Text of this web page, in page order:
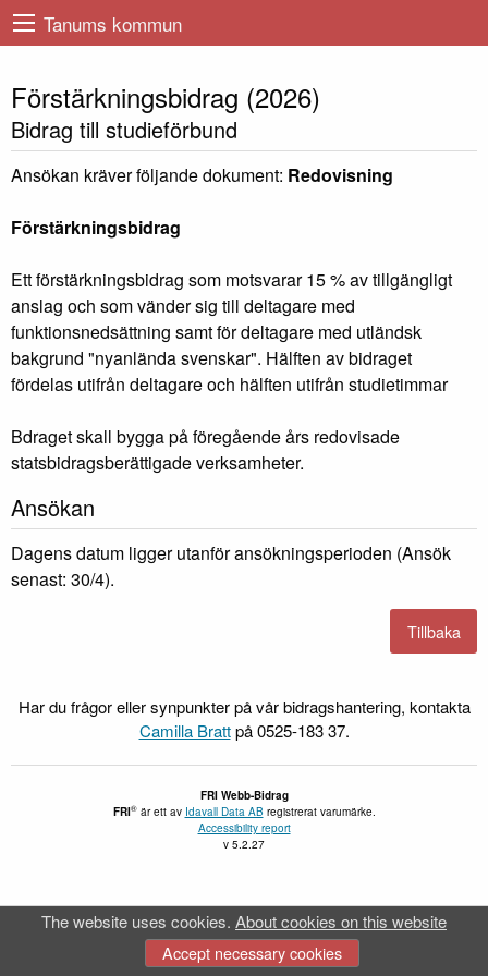
Tanums kommun
Förstärkningsbidrag (2026)
Bidrag till studieförbund
Ansökan kräver följande dokument: Redovisning
Förstärkningsbidrag
Ett förstärkningsbidrag som motsvarar 15 % av tillgängligt
anslag och som vänder sig till deltagare med
funktionsnedsättning samt för deltagare med utländsk
bakgrund "nyanlända svenskar". Hälften av bidraget
fördelas utifrån deltagare och hälften utifrån studietimmar
Bdraget skall bygga på föregående års redovisade
statsbidragsberättigade verksamheter.
Ansökan
Dagens datum ligger utanför ansökningsperioden (Ansök
senast: 30/4).
Har du frågor eller synpunkter på vår bidragshantering, kontakta
Camilla Brattpå 0525-183 37.
FRI Webb-Bidrag
FRI®är ett av Idavall Data AB registrerat varumärke.
Accessibility report
v 5.2.27
The website uses cookies. About cookies on this website
Accept necessary cookies